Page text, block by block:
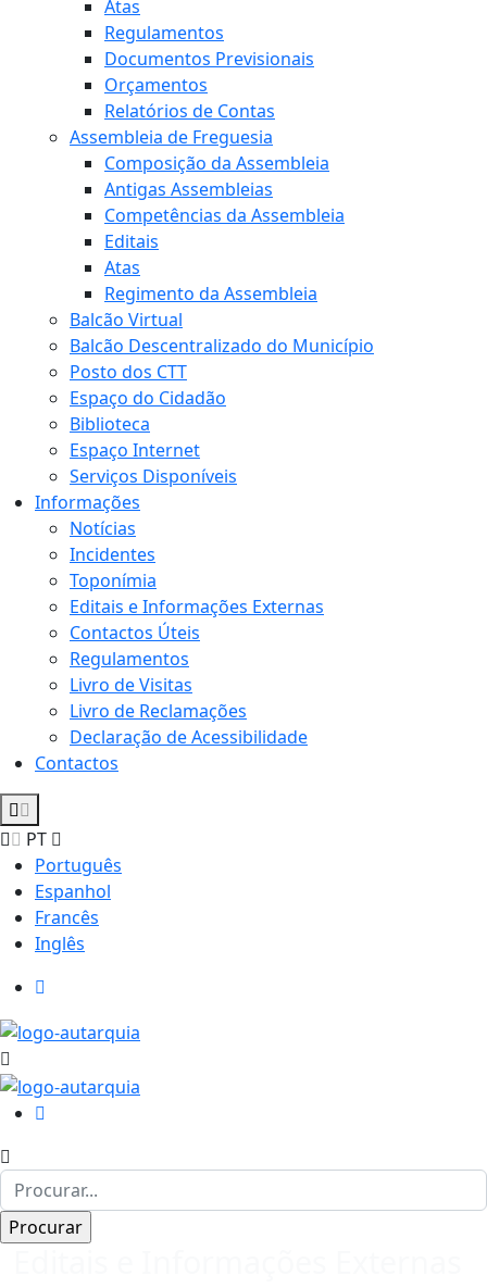
Atas
Regulamentos
Documentos Previsionais
Orçamentos
Relatórios de Contas
Assembleia de Freguesia
Composição da Assembleia
Antigas Assembleias
Competências da Assembleia
Editais
Atas
Regimento da Assembleia
Balcão Virtual
Balcão Descentralizado do Município
Posto dos CTT
Espaço do Cidadão
Biblioteca
Espaço Internet
Serviços Disponíveis
Informações
Notícias
Incidentes
Toponímia
Editais e Informações Externas
Contactos Úteis
Regulamentos
Livro de Visitas
Livro de Reclamações
Declaração de Acessibilidade
Contactos
PT
Português
Espanhol
Francês
Inglês